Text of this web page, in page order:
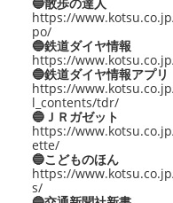
https://
po/
🔵鉄道ダイヤ情報
https://
🔵鉄道ダイヤ情報アプリ
https://
l_contents/tdr/
🔵ＪＲガゼット
https://
ette/
🔵こどものほん
https://
s/